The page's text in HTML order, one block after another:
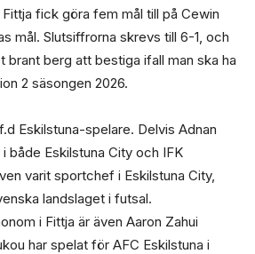
fick göra fem mål till på Cewin
mål. Slutsiffrorna skrevs till 6-1, och
brant berg att bestiga ifall man ska ha
2 säsongen 2026.
Eskilstuna-spelare. Delvis Adnan
både Eskilstuna City och IFK
varit sportchef i Eskilstuna City,
landslaget i futsal.
i Fittja är även Aaron Zahui
har spelat för AFC Eskilstuna i